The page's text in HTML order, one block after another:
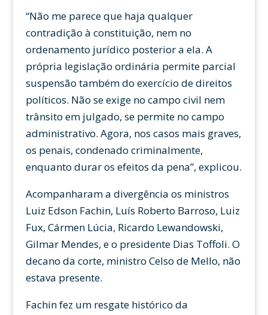
“Não me parece que haja qualquer
contradição à constituição, nem no
ordenamento jurídico posterior a ela. A
própria legislação ordinária permite parcial
suspensão também do exercício de direitos
políticos. Não se exige no campo civil nem
trânsito em julgado, se permite no campo
administrativo. Agora, nos casos mais graves,
os penais, condenado criminalmente,
enquanto durar os efeitos da pena”, explicou.
Acompanharam a divergência os ministros
Luiz Edson Fachin, Luís Roberto Barroso, Luiz
Fux, Cármen Lúcia, Ricardo Lewandowski,
Gilmar Mendes, e o presidente Dias Toffoli. O
decano da corte, ministro Celso de Mello, não
estava presente.
Fachin fez um resgate histórico da